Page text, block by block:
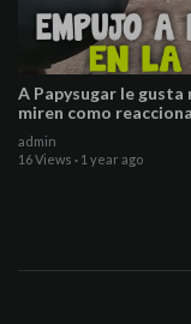
A Papysugar le
miren como
admin
16 Views · 1 year ago